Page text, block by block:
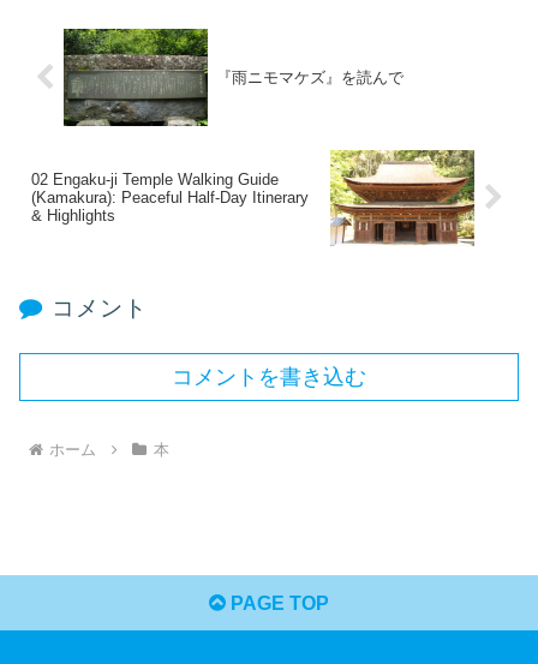
『雨ニモマケズ』を読んで
02 Engaku-ji Temple Walking Guide
(Kamakura): Peaceful Half-Day Itinerary
& Highlights
コメント
コメントを書き込む
ホーム 本
PAGE TOP